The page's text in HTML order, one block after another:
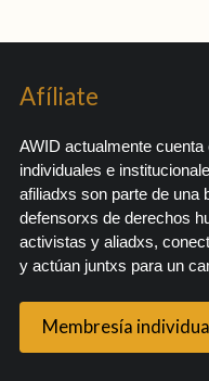
Afíliate
AWID actualmente
individuales e
afiliadxs son parte de una
defensorxs de derechos
activistas y aliadxs,
y actúan juntxs para un
Membresía individual